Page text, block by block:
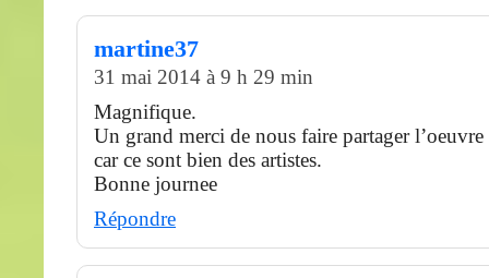
martine37
31 mai 2014 à 9 h 29 min
Magnifique.
Un grand merci de nous faire partager l’oeuvre
car ce sont bien des artistes.
Bonne journee
Répondre